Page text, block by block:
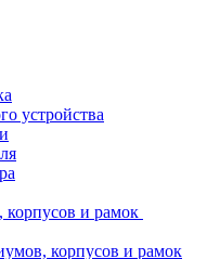
устройства
корпусов и рамок
корпусов и рамок